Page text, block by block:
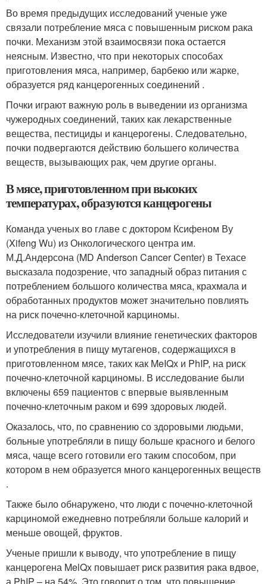
Во время предыдущих исследований ученые уже
связали потребление мяса с повышенным риском рака
почки. Механизм этой взаимосвязи пока остается
неясным. Известно, что при некоторых способах
приготовления мяса, например, барбекю или жарке,
образуется ряд канцерогенных соединений .
Почки играют важную роль в выведении из организма
чужеродных соединений, таких как лекарственные
вещества, пестициды и канцерогены. Следовательно,
почки подвергаются действию большего количества
веществ, вызывающих рак, чем другие органы.
В мясе, приготовленном при высоких
температурах, образуются канцерогены
Команда ученых во главе с доктором Ксифеном Ву
(Xifeng Wu) из Онкологического центра им.
М.Д.Андерсона (MD Anderson Cancer Center) в Техасе
высказала подозрение, что западный образ питания с
потреблением большого количества мяса, крахмала и
обработанных продуктов может значительно повлиять
на риск почечно-клеточной карциномы.
Исследователи изучили влияние генетических факторов
и употребления в пищу мутагенов, содержащихся в
приготовленном мясе, таких как MeIQx и PhIP, на риск
почечно-клеточной карциномы. В исследование были
включены 659 пациентов с впервые выявленным
почечно-клеточным раком и 699 здоровых людей.
Оказалось, что, по сравнению со здоровыми людьми,
больные употребляли в пищу больше красного и белого
мяса, чаще всего готовили его таким способом, при
котором в нем образуется много канцерогенных веществ
.
Также было обнаружено, что люди с почечно-клеточной
карциномой ежедневно потребляли больше калорий и
меньше овощей, фруктов.
Ученые пришли к выводу, что употребление в пищу
канцерогена MelQx повышает риск развития рака вдвое,